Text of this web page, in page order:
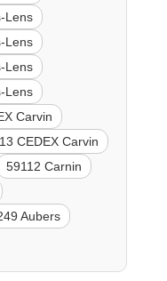
Lens
Lens
Lens
Lens
Carvin
CEDEX Carvin
59112 Carnin
Aubers